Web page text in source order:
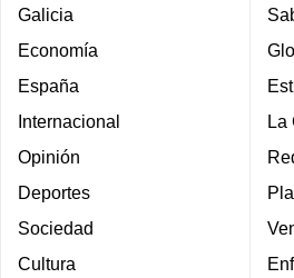
Galicia
Economía
España
Internacional
Opinión
Deportes
Sociedad
Cultura
La